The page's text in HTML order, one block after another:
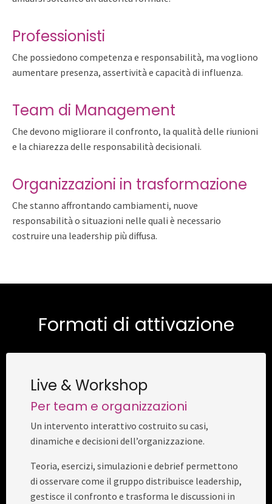
Professionisti
Che possiedono competenza e responsabilità, ma vogliono
aumentare presenza, assertività e capacità di influenza.
Team di Management
Che devono migliorare il confronto, la qualità delle riunioni
e la chiarezza delle responsabilità decisionali.
Organizzazioni in trasformazione
Che stanno affrontando cambiamenti, nuove
responsabilità o situazioni nelle quali è necessario
costruire una leadership più diffusa.
Formati di attivazione
Live & Workshop
Per team e organizzazioni
Un intervento interattivo costruito su casi,
dinamiche e decisioni dell’organizzazione.
Teoria, esercizi, simulazioni e debrief permettono
di osservare come il gruppo distribuisce leadership,
gestisce il confronto e trasforma le discussioni in